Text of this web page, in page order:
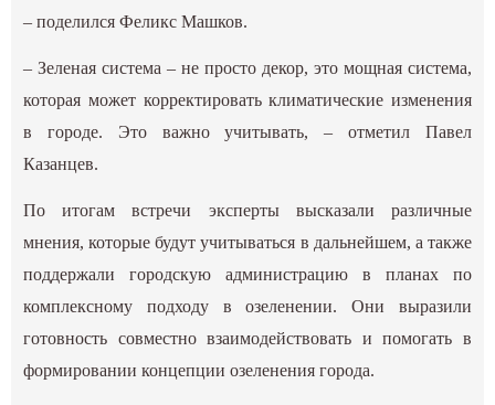
– поделился Феликс Машков.
– Зеленая система – не просто декор, это мощная система,
которая может корректировать климатические изменения
в городе. Это важно учитывать, – отметил Павел
Казанцев.
По итогам встречи эксперты высказали различные
мнения, которые будут учитываться в дальнейшем, а также
поддержали городскую администрацию в планах по
комплексному подходу в озеленении. Они выразили
готовность совместно взаимодействовать и помогать в
формировании концепции озеленения города.